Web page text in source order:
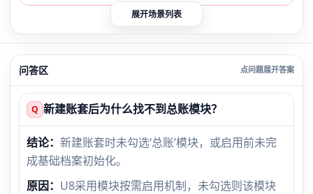
展开场景列表
问答区
Q 新建账套后为什么找不到总账模块？
结论： 新建账套时未勾选‘总账’模块，或启用前未完
成基础档案初始化。
原因： U8采用模块按需启用机制，未勾选则该模块